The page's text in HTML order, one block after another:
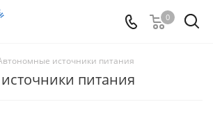
0
источники питания
питания